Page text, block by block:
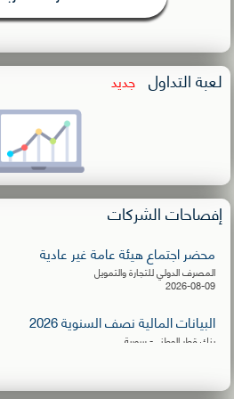
لعبة التداول جديد
إفصاحات الشركات
محضر اجتماع هيئة عامة غير عادية
المصرف الدولي للتجارة والتمويل
2026-08-09
البيانات المالية نصف السنوية 2026
بنك قطر الوطني- سورية
إعلان توزيع كسور الأسهم المجانية